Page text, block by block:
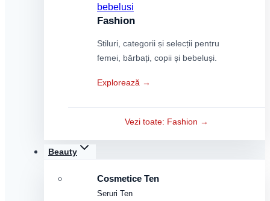
Fashion
Stiluri, categorii și selecții pentru
femei, bărbați, copii și bebeluși.
Explorează →
Vezi toate: Fashion →
Beauty
Cosmetice Ten
Seruri Ten